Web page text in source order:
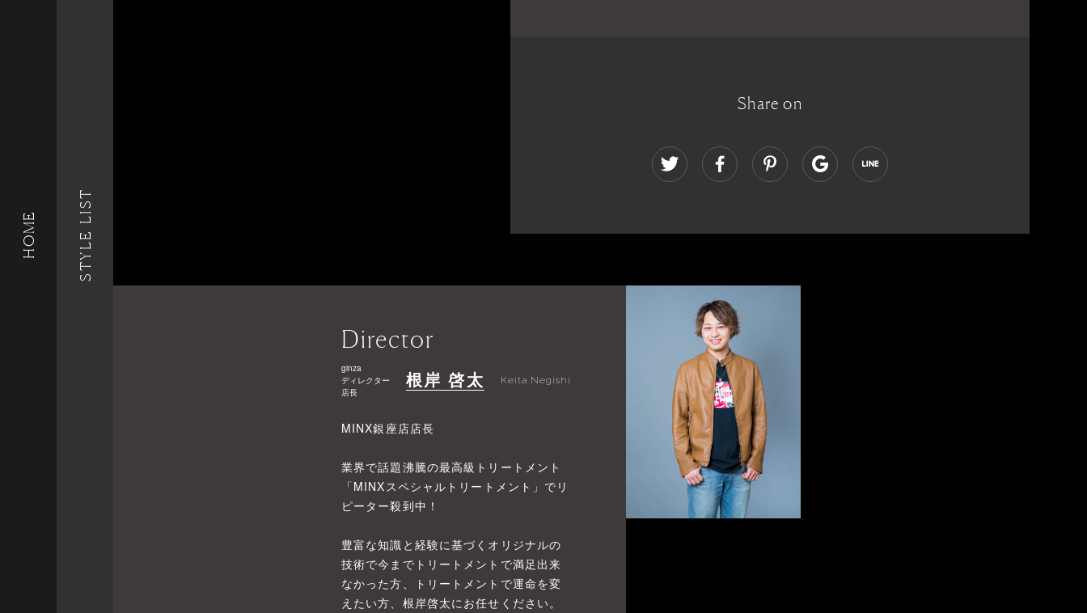
HOME STYLE LIST
Share on
Director
ginza
ディレクター
店長
根岸 啓太 Keita Negishi
MINX銀座店店長
業界で話題沸騰の最高級トリートメント
「MINXスペシャルトリートメント」でリ
ピーター殺到中！
豊富な知識と経験に基づくオリジナルの
技術で今までトリートメントで満足出来
なかった方、トリートメントで運命を変
えたい方、根岸啓太にお任せください。